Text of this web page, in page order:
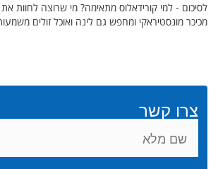
לסיכום - למי קורידאלוס מתאימה? מי שרוצה לחוות את
מכיכר מונסטיראקי ומחפש גם לינה ואוכל זולים